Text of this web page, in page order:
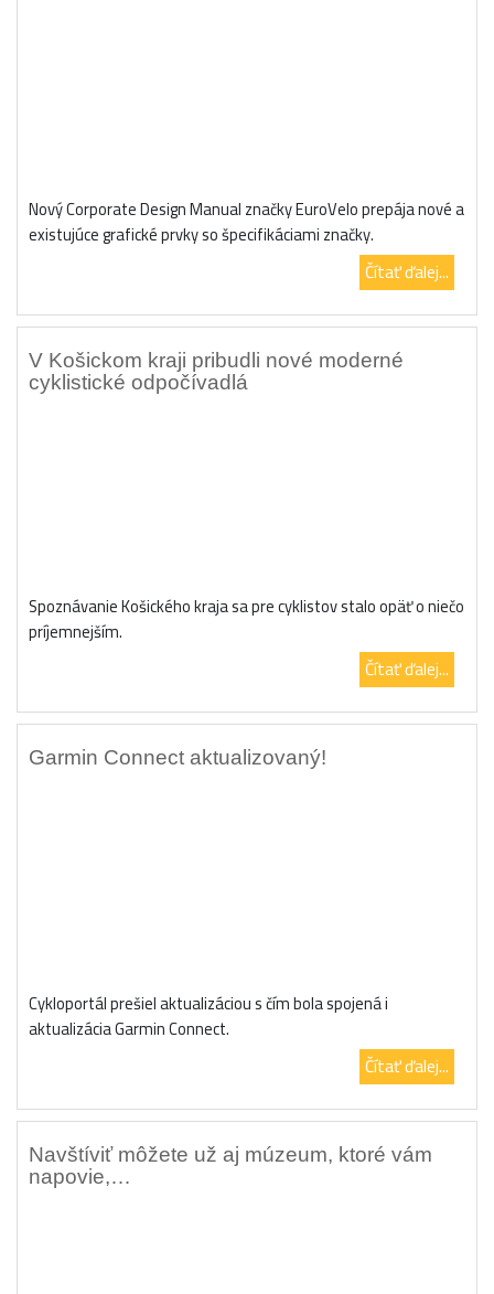
Nový Corporate Design Manual značky EuroVelo prepája nové a
existujúce grafické prvky so špecifikáciami značky.
Čítať ďalej...
V Košickom kraji pribudli nové moderné
cyklistické odpočívadlá
Spoznávanie Košického kraja sa pre cyklistov stalo opäť o niečo
príjemnejším.
Čítať ďalej...
Garmin Connect aktualizovaný!
Cykloportál prešiel aktualizáciou s čím bola spojená i
aktualizácia Garmin Connect.
Čítať ďalej...
Navštíviť môžete už aj múzeum, ktoré vám
napovie,…